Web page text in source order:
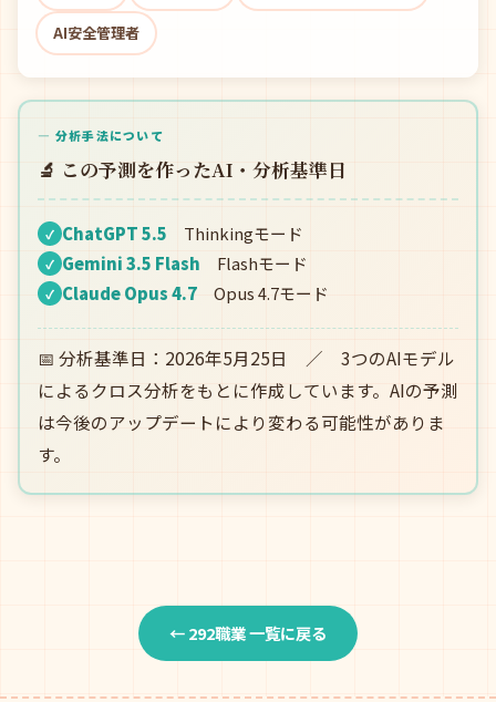
AI安全管理者
— 分析手法について
🔬 この予測を作ったAI・分析基準日
✓ ChatGPT 5.5 Thinkingモード
✓ Gemini 3.5 Flash Flashモード
✓ Claude Opus 4.7 Opus 4.7モード
📅 分析基準日：2026年5月25日 ／ 3つのAIモデル
によるクロス分析をもとに作成しています。AIの予測
は今後のアップデートにより変わる可能性がありま
す。
← 292職業 一覧に戻る